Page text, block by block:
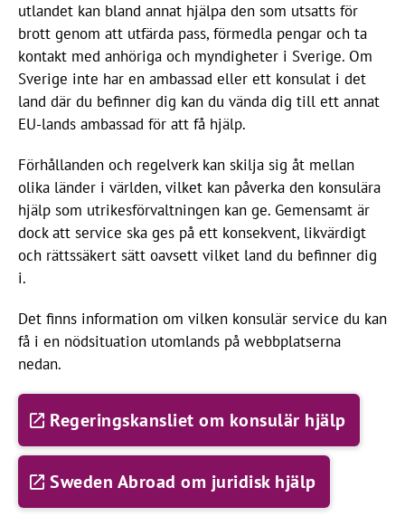
utlandet kan bland annat hjälpa den som utsatts för
brott genom att utfärda pass, förmedla pengar och ta
kontakt med anhöriga och myndigheter i Sverige. Om
Sverige inte har en ambassad eller ett konsulat i det
land där du befinner dig kan du vända dig till ett annat
EU-lands ambassad för att få hjälp.
Förhållanden och regelverk kan skilja sig åt mellan
olika länder i världen, vilket kan påverka den konsulära
hjälp som utrikesförvaltningen kan ge. Gemensamt är
dock att service ska ges på ett konsekvent, likvärdigt
och rättssäkert sätt oavsett vilket land du befinner dig
i.
Det finns information om vilken konsulär service du kan
få i en nödsituation utomlands på webbplatserna
nedan.
Regeringskansliet om konsulär hjälp
Sweden Abroad om juridisk hjälp